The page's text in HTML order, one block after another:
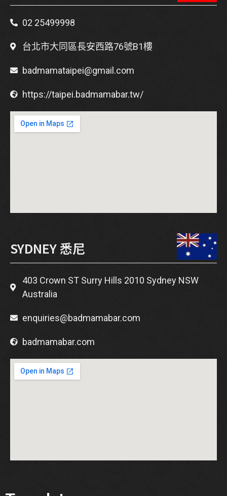
02 25499998
台北市大同區長安西路76號B1樓
badmamataipei@gmail.com
https://taipei.badmamabar.tw/
SYDNEY 悉尼
403 Crown ST Surry Hills 2010 Sydney NSW
Australia
enquiries@badmamabar.com
badmamabar.com